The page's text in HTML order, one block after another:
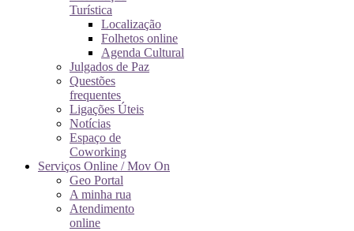
Turística
Localização
Folhetos online
Agenda Cultural
Julgados de Paz
Questões
frequentes
Ligações Úteis
Notícias
Espaço de
Coworking
Serviços Online / Mov On
Geo Portal
A minha rua
Atendimento
online